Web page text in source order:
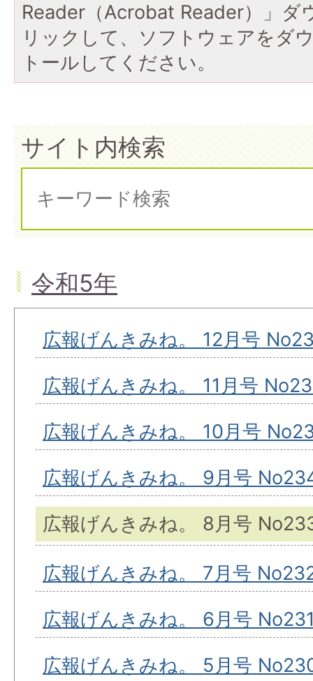
Reader（Acrobat Reader）」ダ
リックして、ソフトウェアをダ
トールしてください。
サイト内検索
令和5年
広報げんきみね。 12月号
広報げんきみね。 11月号
広報げんきみね。 10月号
広報げんきみね。 9月号
広報げんきみね。 8月号
広報げんきみね。 7月号
広報げんきみね。 6月号
広報げんきみね。 5月号